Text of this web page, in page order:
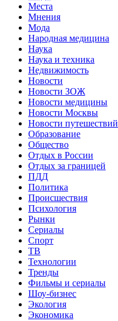
Места
Мнения
Мода
Народная медицина
Наука
Наука и техника
Недвижимость
Новости
Новости ЗОЖ
Новости медицины
Новости Москвы
Новости путешествий
Образование
Общество
Отдых в России
Отдых за границей
ПДД
Политика
Происшествия
Психология
Рынки
Сериалы
Спорт
ТВ
Технологии
Тренды
Фильмы и сериалы
Шоу-бизнес
Экология
Экономика